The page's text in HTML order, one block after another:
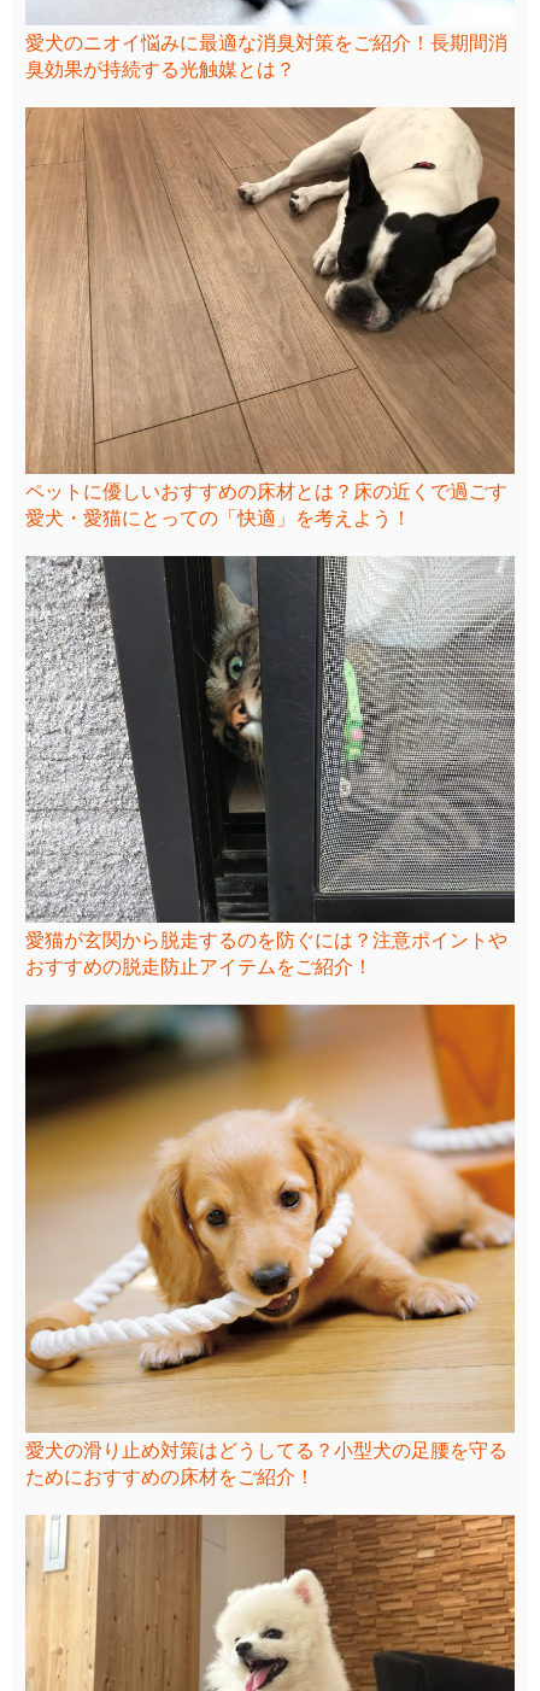
愛犬のニオイ悩みに最適な消臭対策をご紹介！長期間消
臭効果が持続する光触媒とは？
ペットに優しいおすすめの床材とは？床の近くで過ごす
愛犬・愛猫にとっての「快適」を考えよう！
愛猫が玄関から脱走するのを防ぐには？注意ポイントや
おすすめの脱走防止アイテムをご紹介！
愛犬の滑り止め対策はどうしてる？小型犬の足腰を守る
ためにおすすめの床材をご紹介！